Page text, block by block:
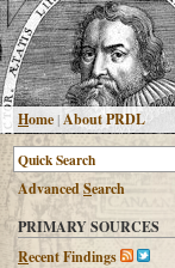
Home|About PRDL
AdvancedSearch
PRIMARY SOURCES
Recent Findings